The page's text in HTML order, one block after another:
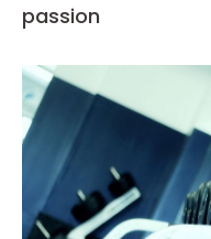
passion